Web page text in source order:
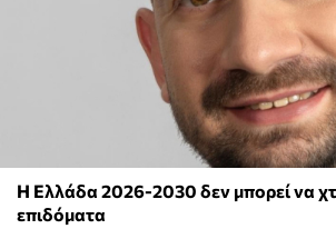
Η Ελλάδα 2026-2030 δεν μπορεί να
επιδόματα